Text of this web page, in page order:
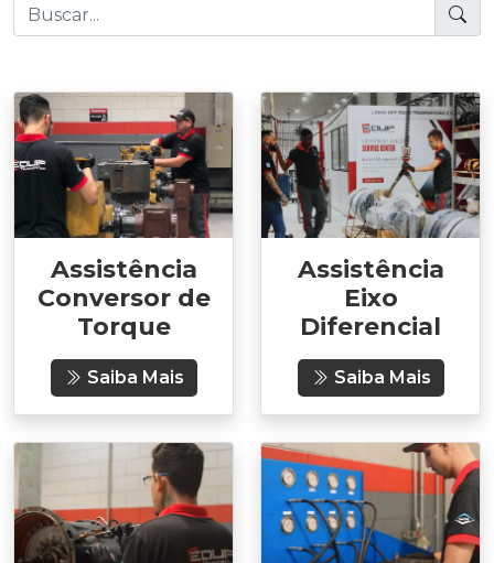
Assistência
Conversor de
Torque
Saiba Mais
Assistência
Eixo
Diferencial
Saiba Mais